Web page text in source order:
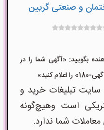
و صنعتی گریین
بگویید: «آگهی شما را در
کنید»
تبلیغات خرید و
است وهیچ‌گونه
شما ندارد.